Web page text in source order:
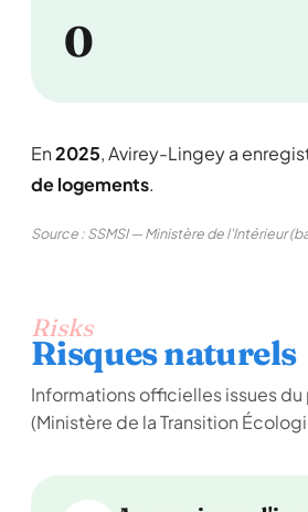
0
En2025, Avirey-Lingey a
de logements.
Source : SSMSI — Ministère de l'Intérieur
Risks
Risques naturels
Informations officielles issues
(Ministère de la Transition